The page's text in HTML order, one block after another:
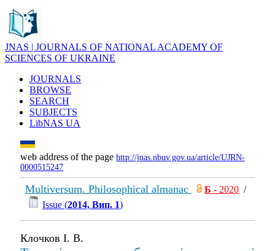
JNAS | JOURNALS OF NATIONAL ACADEMY OF
SCIENCES OF UKRAINE
JOURNALS
BROWSE
SEARCH
SUBJECTS
LibNAS UA
web address of the page http://jnas.nbuv.gov.ua/article/UJRN-
0000515247
Multiversum. Philosophical almanac Б - 2020 /
Issue (2014, Вип. 1)
Клочков І. В.